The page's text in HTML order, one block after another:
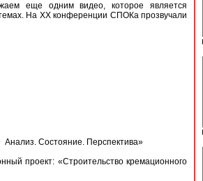
еще одним видео, которое является
На XX конференции СПОКа прозвучали
Состояние. Перспектива»
проект: «Строительство кремационного